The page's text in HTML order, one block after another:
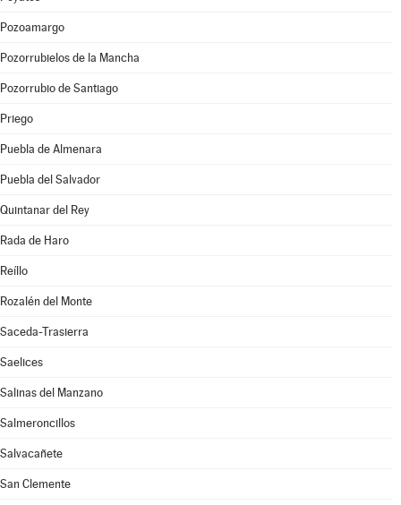
Pozoamargo
Pozorrubielos de la Mancha
Pozorrubio de Santiago
Priego
Puebla de Almenara
Puebla del Salvador
Quintanar del Rey
Rada de Haro
Reíllo
Rozalén del Monte
Saceda-Trasierra
Saelices
Salinas del Manzano
Salmeroncillos
Salvacañete
San Clemente